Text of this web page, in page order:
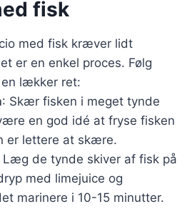
fisk
med fisk kræver lidt
er en enkel proces. Følg
lækker ret:
: Skær fisken i meget tynde
en god idé at fryse fisken
er lettere at skære.
Læg de tynde skiver af fisk på
med limejuice og
marinere i 10-15 minutter.